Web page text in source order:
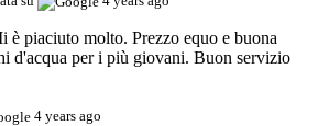
è piaciuto molto. Prezzo equo e buona
d'acqua per i più giovani. Buon servizio
4 years ago